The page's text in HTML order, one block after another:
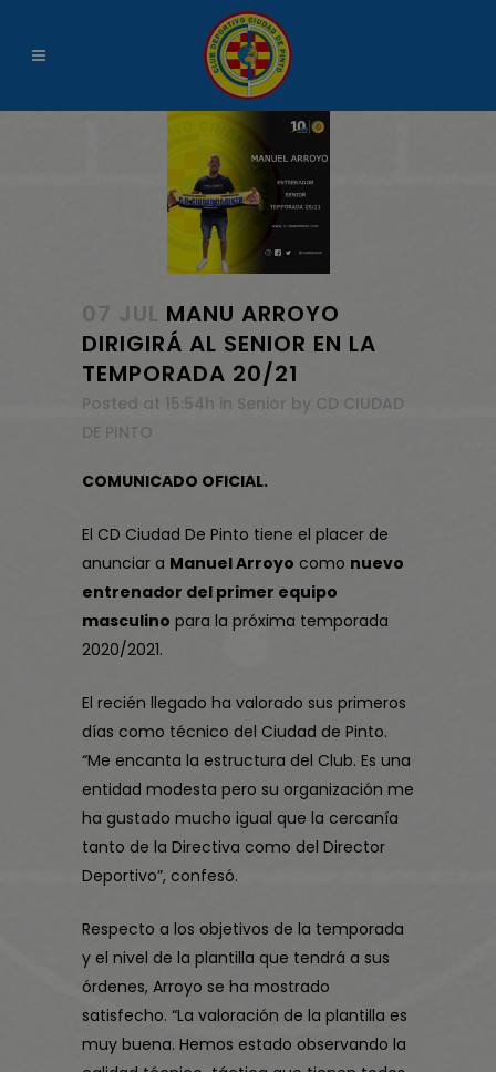
07 JUL MANU ARROYO
DIRIGIRÁ AL SENIOR EN LA
TEMPORADA 20/21
Posted at 15:54h in Senior by CD CIUDAD
DE PINTO
COMUNICADO OFICIAL.
El CD Ciudad De Pinto tiene el placer de
anunciar a Manuel Arroyo como nuevo
entrenador del primer equipo
masculino para la próxima temporada
2020/2021.
El recién llegado ha valorado sus primeros
días como técnico del Ciudad de Pinto.
“Me encanta la estructura del Club. Es una
entidad modesta pero su organización me
ha gustado mucho igual que la cercanía
tanto de la Directiva como del Director
Deportivo”, confesó.
Respecto a los objetivos de la temporada
y el nivel de la plantilla que tendrá a sus
órdenes, Arroyo se ha mostrado
satisfecho. “La valoración de la plantilla es
muy buena. Hemos estado observando la